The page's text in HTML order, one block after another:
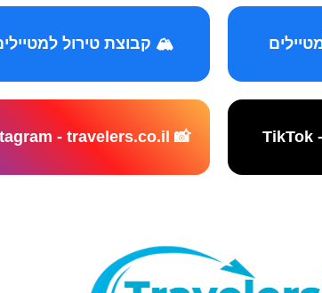
🏔️ קבוצת טירול
📸 Instagram - travelers.co.il